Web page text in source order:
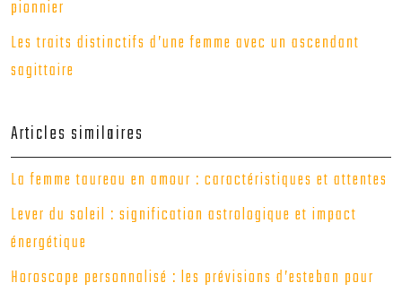
pionnier
Les traits distinctifs d’une femme avec un ascendant
sagittaire
Articles similaires
La femme taureau en amour : caractéristiques et attentes
Lever du soleil : signification astrologique et impact
énergétique
Horoscope personnalisé : les prévisions d’esteban pour